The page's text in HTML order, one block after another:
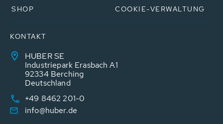
SHOP
COOKIE-VERWALTUNG
KONTAKT
HUBER SE
Industriepark Erasbach A1
92334 Berching
Deutschland
+49 8462 201-0
info@huber.de